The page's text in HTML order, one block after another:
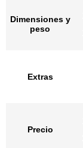
Dimensiones y
peso
Extras
Precio